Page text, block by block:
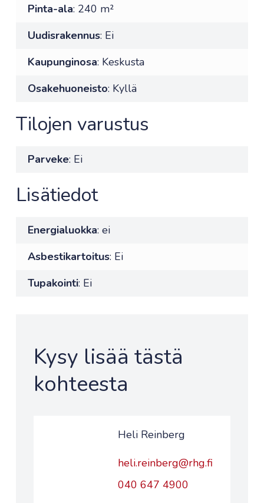
Pinta-ala: 240 m²
Uudisrakennus: Ei
Kaupunginosa: Keskusta
Osakehuoneisto: Kyllä
Tilojen varustus
Parveke: Ei
Lisätiedot
Energialuokka: ei
Asbestikartoitus: Ei
Tupakointi: Ei
Kysy lisää tästä
kohteesta
Heli Reinberg
heli.reinberg@rhg.fi
040 647 4900